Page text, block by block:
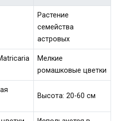
Растение
семейства
астровых
Мелкие
ромашковые цветки
Высота: 20-60 см